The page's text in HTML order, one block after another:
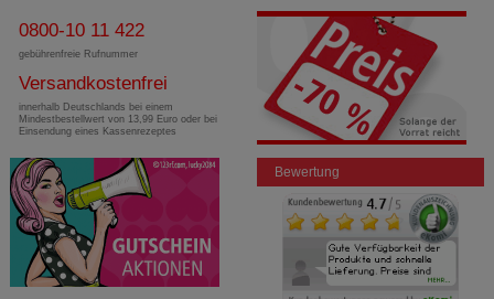
0800-10 11 422
gebührenfreie Rufnummer
Versandkostenfrei
innerhalb Deutschlands bei einem
Mindestbestellwert von 13,99 Euro oder bei
Einsendung eines Kassenrezeptes
Bewertung